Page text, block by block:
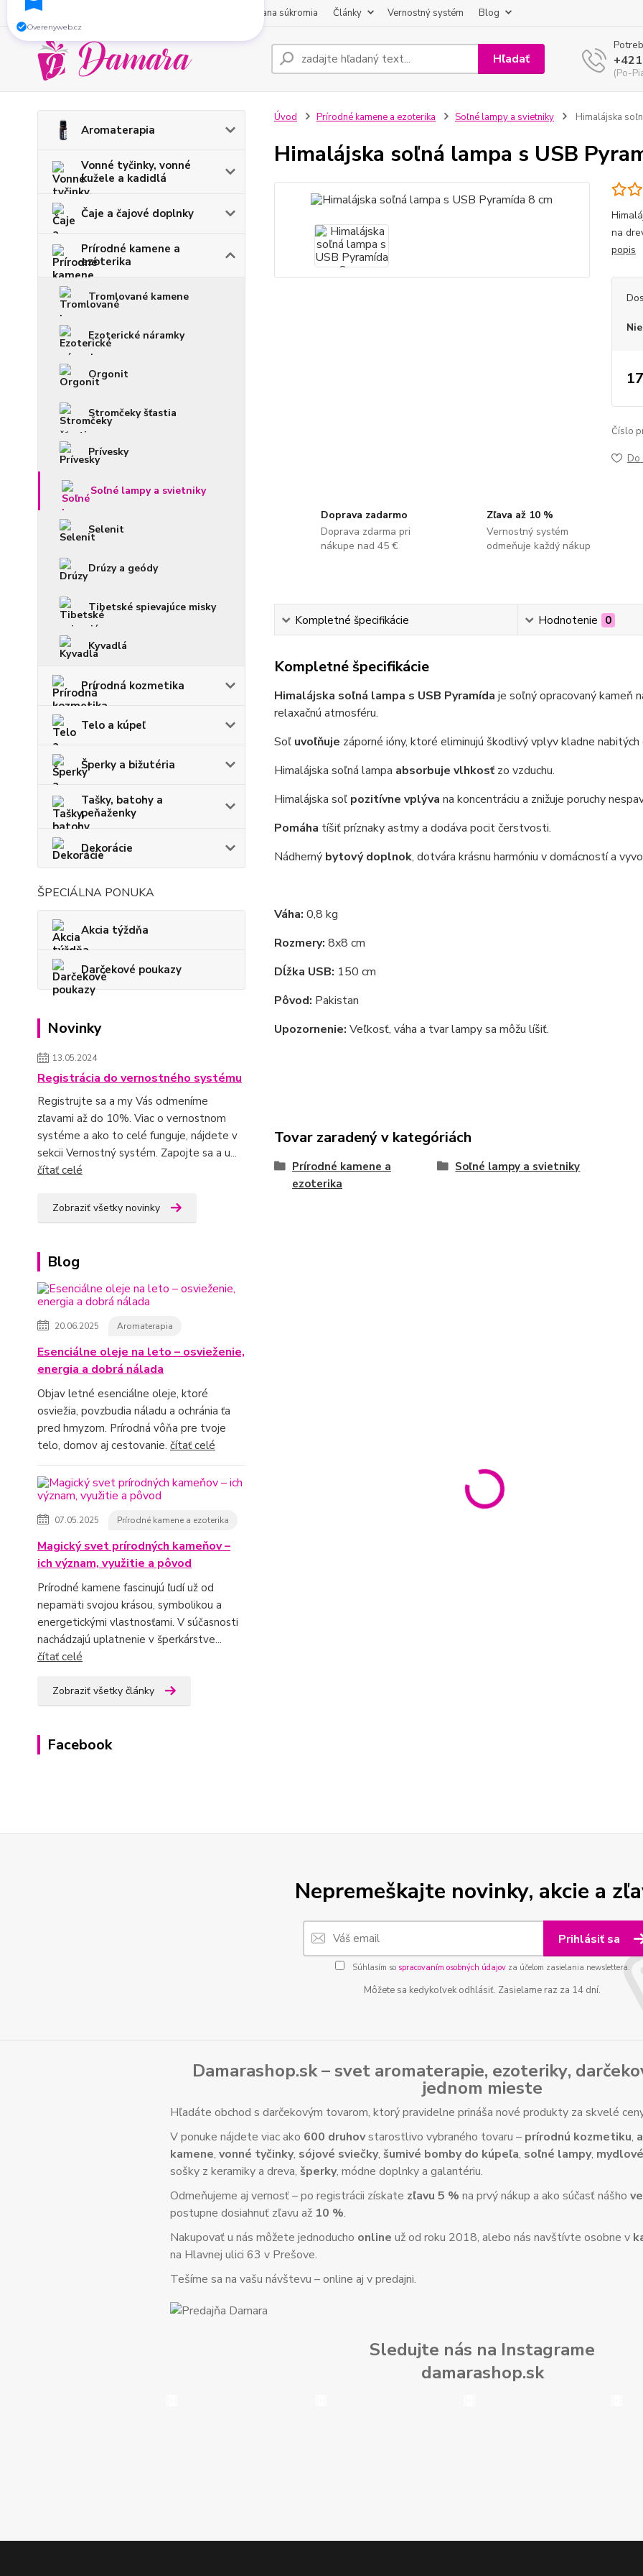
Ochrana súkromia Články Vernostný systém Blog
Hľadať
(Po-
Aromaterapia
Vonné tyčinky, vonné
kužele a kadidlá
Čaje a čajové doplnky
Prírodné kamene a
ezoterika
Tromlované kamene
Ezoterické náramky
Orgonit
Stromčeky šťastia
Prívesky
Soľné lampy a svietniky
Selenit
Drúzy a geódy
Tibetské spievajúce misky
Kyvadlá
Prírodná kozmetika
Telo a kúpeľ
Šperky a bižutéria
Tašky, batohy a
peňaženky
Dekorácie
ŠPECIÁLNA PONUKA
Akcia týždňa
Darčekové poukazy
Novinky
13.05.2024
Registrácia do vernostného systému
Registrujte sa a my Vás odmeníme
zľavami až do 10%. Viac o vernostnom
systéme a ako to celé funguje, nájdete v
sekcii Vernostný systém. Zapojte sa a u...
čítať celé
Zobraziť všetky novinky
Blog
20.06.2025 Aromaterapia
Esenciálne oleje na leto – osvieženie,
energia a dobrá nálada
Objav letné esenciálne oleje, ktoré
osviežia, povzbudia náladu a ochránia ťa
pred hmyzom. Prírodná vôňa pre tvoje
telo, domov aj cestovanie. čítať celé
07.05.2025 Prírodné kamene a ezoterika
Magický svet prírodných kameňov –
ich význam, využitie a pôvod
Prírodné kamene fascinujú ľudí už od
nepamäti svojou krásou, symbolikou a
energetickými vlastnosťami. V súčasnosti
nachádzajú uplatnenie v šperkárstve...
čítať celé
Zobraziť všetky články
Facebook
Úvod Prírodné kamene a ezoterika Soľné lampy a svietniky Himalájska
Himalájska soľná lampa s USB
na
popis
Číslo
Do
Doprava zadarmo
Doprava zdarma pri
nákupe nad 45 €
Zľava až 10 %
Vernostný systém
odmeňuje každý nákup
Kompletné špecifikácie Hodnotenie 0
Kompletné špecifikácie
Himalájska soľná lampa s USB Pyramída je soľný opracovaný kameň
relaxačnú atmosféru.
Soľ uvoľňuje záporné ióny, ktoré eliminujú škodlivý vplyv kladne
Himalájska soľná lampa absorbuje vlhkosťzo vzduchu.
Himalájska soľ pozitívne vplýva na koncentráciu a znižuje poruchy
Pomáha tíšiť príznaky astmy a dodáva pocit čerstvosti.
Nádherný bytový doplnok, dotvára krásnu harmóniu v domácností a
Váha: 0,8 kg
Rozmery: 8x8 cm
Dĺžka USB: 150 cm
Pôvod: Pakistan
Upozornenie: Veľkosť, váha a tvar lampy sa môžu líšiť.
Tovar zaradený v kategóriách
Prírodné kamene a
ezoterika
Soľné lampy a svietniky
Nepremeškajte novinky, akcie a
Prihlásiť sa
Súhlasím so spracovaním osobných údajovza účelom zasielania newslettera.
Môžete sa kedykoľvek odhlásiť. Zasielame raz za 14 dní.
Damarashop.sk – svet aromaterapie, ezoteriky,
jednom mieste
Hľadáte obchod s darčekovým tovarom, ktorý pravidelne prináša nové produkty za skvelé
V ponuke nájdete viac ako 600 druhovstarostlivo vybraného tovaru – prírodnú kozmetiku,
kamene, vonné tyčinky, sójové sviečky, šumivé bomby do kúpeľa, soľné lampy,
sošky z keramiky a dreva, šperky, módne doplnky a galantériu.
Odmeňujeme aj vernosť – po registrácii získate zľavu 5 % na prvý nákup a ako súčasť nášho
postupne dosiahnuť zľavu až 10 %.
Nakupovať u nás môžete jednoducho online už od roku 2018, alebo nás navštívte osobne v
na Hlavnej ulici 63 v Prešove.
Tešíme sa na vašu návštevu – online aj v predajni.
Sledujte nás na Instagrame
damarashop.sk
Zaregistrujte sa do nášho e-shopu a získajte
Overenyweb.cz